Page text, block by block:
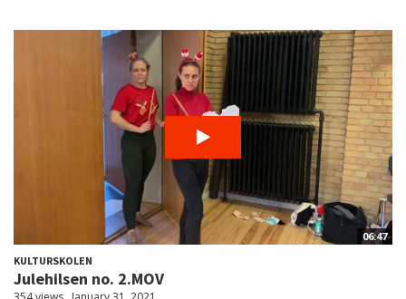
06:47
KULTURSKOLEN
Julehilsen no. 2.MOV